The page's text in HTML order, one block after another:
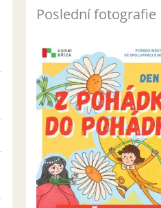
Poslední fotografie